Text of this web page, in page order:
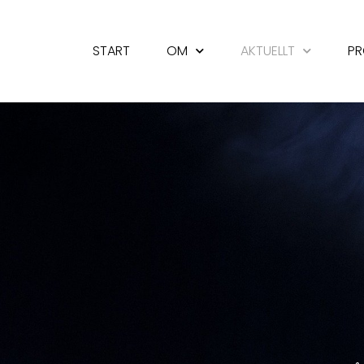
START OM AKTUELLT